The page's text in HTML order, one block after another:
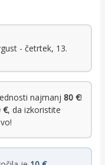
- četrtek, 13.
najmanj 80 €!
€, da izkoristite